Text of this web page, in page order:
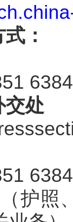
：
6384
交处
6384
（护照